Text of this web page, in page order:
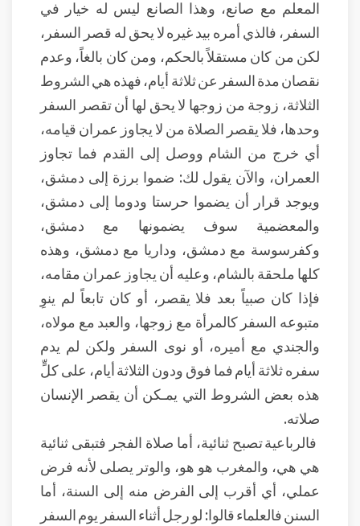
المعلم مع صانع، وهذا الصانع ليس له خيار في
السفر، فالذي أمره بيد غيره لا يحق له قصر السفر،
لكن من كان مستقلاً بالحكم، ومن كان بالغاً، وعدم
نقصان مدة السفر عن ثلاثة أيام، فهذه هي الشروط
الثلاثة، زوجة من زوجها لا يحق لها أن تقصر السفر
وحدها، فلا يقصر الصلاة من لا يجاوز عمران قيامه،
أي خرج من الشام ووصل إلى القدم فما تجاوز
العمران، والآن يقول لك: ضموا برزة إلى دمشق،
ويوجد قرار أن يضموا حرستا ودوما إلى دمشق،
والمعضمية سوف يضمونها مع دمشق،
وكفرسوسة مع دمشق، وداريا مع دمشق، وهذه
كلها ملحقة بالشام، وعليه أن يجاوز عمران مقامه،
فإذا كان صبياً بعد فلا يقصر، أو كان تابعاً لم ينوِ
متبوعه السفر كالمرأة مع زوجها، والعبد مع مولاه،
والجندي مع أميره، أو نوى السفر ولكن لم يدم
سفره ثلاثة أيام فما فوق ودون الثلاثة أيام، على كلٍّ
هذه بعض الشروط التي يمـكن أن يقصر الإنسان
صلاته.
فالرباعية تصبح ثنائية، أما صلاة الفجر فتبقى ثنائية
هي هي، والمغرب هو هو، والوتر يصلى لأنه فرض
عملي، أي أقرب إلى الفرض منه إلى السنة، أما
السنن فالعلماء قالوا: لو رجل أثناء السفر يوم السفر